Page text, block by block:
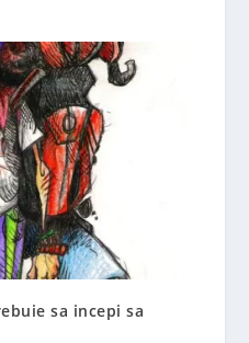
sa incepi sa